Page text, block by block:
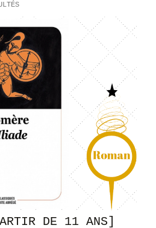
DE 11 ANS]